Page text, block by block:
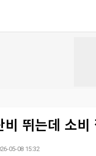
비 뛰는데 소
05-08 15:32